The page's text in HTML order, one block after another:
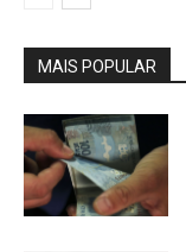
MAIS POPULAR